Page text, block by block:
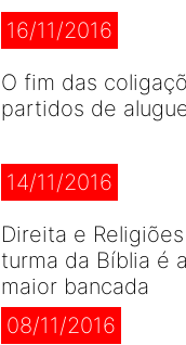
16/11/2016
O fim das
partidos de
14/11/2016
Direita e
turma da Bíblia é
maior bancada
08/11/2016